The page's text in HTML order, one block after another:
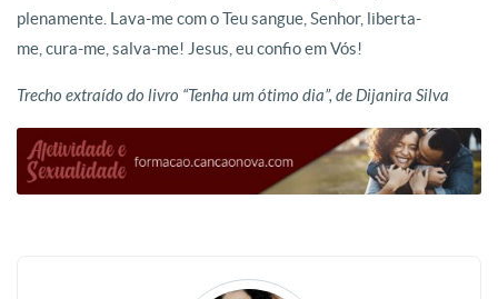
plenamente. Lava-me com o Teu sangue, Senhor, liberta-
me, cura-me, salva-me! Jesus, eu confio em Vós!
Trecho extraído do livro “Tenha um ótimo dia”, de Dijanira Silva